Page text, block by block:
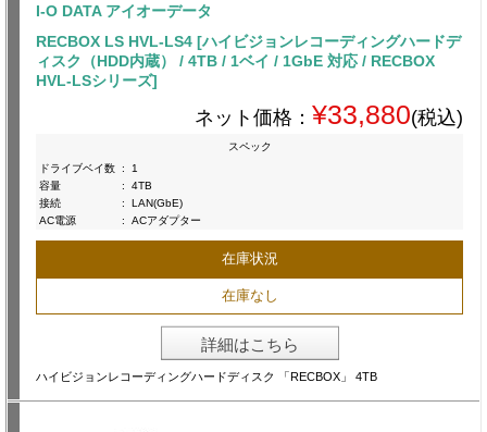
I-O DATA アイオーデータ
RECBOX LS HVL-LS4 [ハイビジョンレコーディングハードデ
ィスク（HDD内蔵） / 4TB / 1ベイ / 1GbE 対応 / RECBOX
HVL-LSシリーズ]
ネット価格： ¥33,880(税込)
スペック
ドライブベイ数 :
1
容量
:
4TB
接続
:
LAN(GbE)
AC電源
: ACアダプター
在庫状況
在庫なし
詳細はこちら
ハイビジョンレコーディングハードディスク 「RECBOX」 4TB